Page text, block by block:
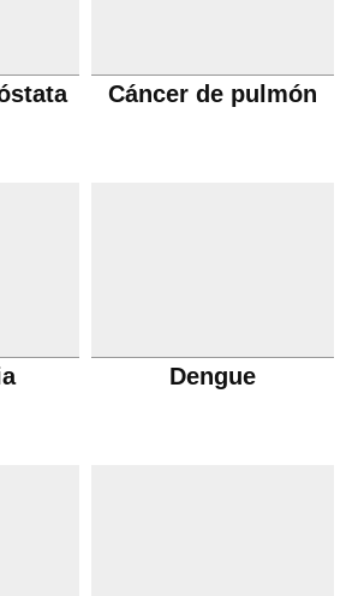
Cáncer de pulmón
Dengue